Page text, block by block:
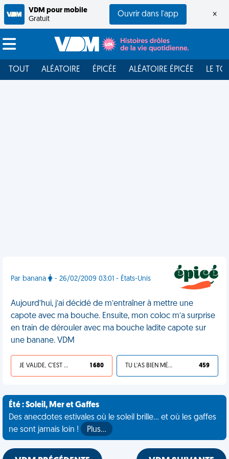
VDM pour mobile
Gratuit
Ouvrir dans l'app ×
TOUT ALÉATOIRE ÉPICÉE ALÉATOIRE ÉPICÉE LE
Par banana - 26/02/2009 03:01 - États-Unis
Aujourd’hui, j’ai décidé de m’entraîner à mettre une
capote avec ma bouche. Ensuite, mon coloc m’a surprise
en train de dérouler avec ma bouche ladite capote sur
une banane. VDM
JE VALIDE, C'EST UNE VDM 1 680 TU L'AS BIEN MÉRITÉ 459
Été : Soleil, Mer et Gaffes
Des anecdotes estivales où le soleil brille... et où les gaffes
ne sont jamais loin !
Plus…